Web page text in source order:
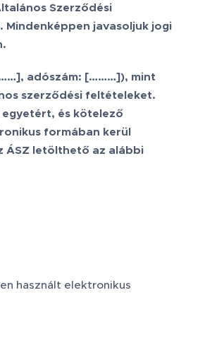
Szerződési
javasoljuk jogi
, adószám: [………]), mint
szerződési feltételeket.
és kötelező
formában kerül
ÁSZ letölthető az alábbi
használt elektronikus